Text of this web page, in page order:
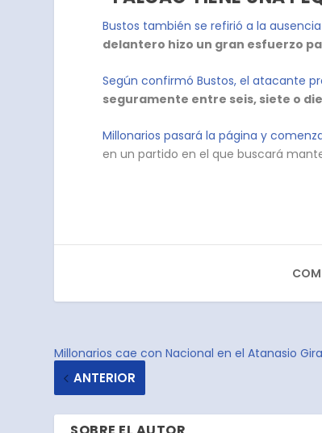
Bustos también se refirió a la
delantero hizo un gran esfuerzo
Según confirmó Bustos, el atacante
seguramente entre seis, siete o
Millonarios pasará la página y
en un partido en el que buscará
Millonarios cae con Nacional en el Atanasio
ANTERIOR